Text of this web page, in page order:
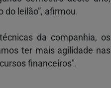
do leilão”, afirmou.
da companhia, os
ter mais agilidade nas
financeiros".